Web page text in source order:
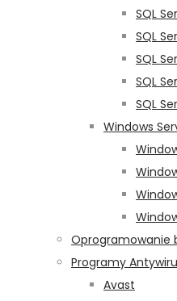
SQL
SQL
SQL
SQL
SQL
Windows
Oprogramowanie
Programy
Avast